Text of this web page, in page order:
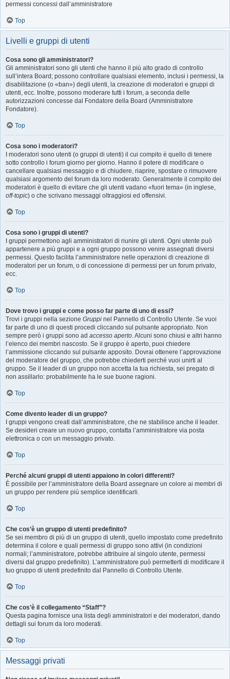
permessi concessi dall’amministratore
Top
Livelli e gruppi di utenti
Cosa sono gli amministratori?
Gli amministratori sono gli utenti che hanno il più alto grado di controllo
sull’intera Board; possono controllare qualsiasi elemento, inclusi i permessi, la
disabilitazione (o «ban») degli utenti, la creazione di moderatori e gruppi di
utenti, ecc. Inoltre, possono moderare tutti i forum, a seconda delle
autorizzazioni concesse dal Fondatore della Board (Amministratore
Fondatore).
Top
Cosa sono i moderatori?
I moderatori sono utenti (o gruppi di utenti) il cui compito è quello di tenere
sotto controllo i forum giorno per giorno. Hanno il potere di modificare o
cancellare qualsiasi messaggio e di chiudere, riaprire, spostare o rimuovere
qualsiasi argomento del forum da loro moderato. Generalmente il compito dei
moderatori è quello di evitare che gli utenti vadano «fuori tema» (in inglese,
off-topic) o che scrivano messaggi oltraggiosi ed offensivi.
Top
Cosa sono i gruppi di utenti?
I gruppi permettono agli amministratori di riunire gli utenti. Ogni utente può
appartenere a più gruppi e a ogni gruppo possono venire assegnati diversi
permessi. Questo facilita l’amministratore nelle operazioni di creazione di
moderatori per un forum, o di concessione di permessi per un forum privato,
ecc.
Top
Dove trovo i gruppi e come posso far parte di uno di essi?
Trovi i gruppi nella sezione Gruppi nel Pannello di Controllo Utente. Se vuoi
far parte di uno di questi procedi cliccando sul pulsante appropriato. Non
sempre però i gruppi sono ad accesso aperto. Alcuni sono chiusi e altri hanno
l’elenco dei membri nascosto. Se il gruppo è aperto, puoi chiedere
l’ammissione cliccando sul pulsante apposito. Dovrai ottenere l’approvazione
del moderatore del gruppo, che potrebbe chiederti perché vuoi unirti al
gruppo. Se il leader di un gruppo non accetta la tua richiesta, sei pregato di
non assillarlo: probabilmente ha le sue buone ragioni.
Top
Come divento leader di un gruppo?
I gruppi vengono creati dall’amministratore, che ne stabilisce anche il leader.
Se desideri creare un nuovo gruppo, contatta l’amministratore via posta
elettronica o con un messaggio privato.
Top
Perché alcuni gruppi di utenti appaiono in colori differenti?
È possibile per l’amministratore della Board assegnare un colore ai membri di
un gruppo per rendere più semplice identificarli.
Top
Che cos’è un gruppo di utenti predefinito?
Se sei membro di più di un gruppo di utenti, quello impostato come predefinito
determina il colore e quali permessi di gruppo sono attivi (in condizioni
normali; l’amministratore, potrebbe attribuire al singolo utente, permessi
diversi dal gruppo predefinito). L’amministratore può permetterti di modificare il
tuo gruppo di utenti predefinito dal Pannello di Controllo Utente.
Top
Che cos’è il collegamento “Staff”?
Questa pagina fornisce una lista degli amministratori e dei moderatori, dando
dettagli sui forum da loro moderati.
Top
Messaggi privati